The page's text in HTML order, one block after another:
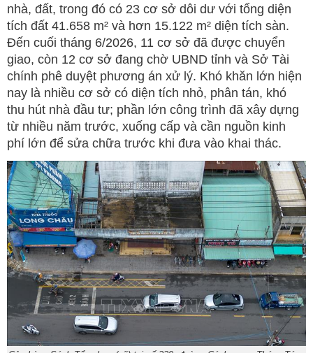
nhà, đất, trong đó có 23 cơ sở dôi dư với tổng diện
tích đất 41.658 m² và hơn 15.122 m² diện tích sàn.
Đến cuối tháng 6/2026, 11 cơ sở đã được chuyển
giao, còn 12 cơ sở đang chờ UBND tỉnh và Sở Tài
chính phê duyệt phương án xử lý. Khó khăn lớn hiện
nay là nhiều cơ sở có diện tích nhỏ, phân tán, khó
thu hút nhà đầu tư; phần lớn công trình đã xây dựng
từ nhiều năm trước, xuống cấp và cần nguồn kinh
phí lớn để sửa chữa trước khi đưa vào khai thác.